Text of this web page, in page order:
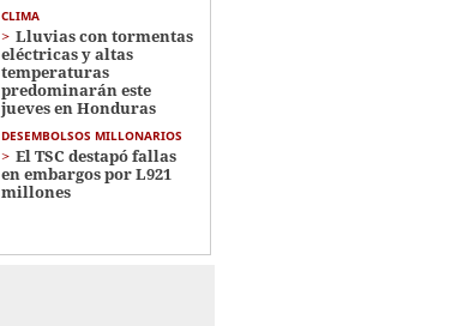
CLIMA
Lluvias con tormentas
eléctricas y altas
temperaturas
predominarán este
jueves en Honduras
DESEMBOLSOS MILLONARIOS
El TSC destapó fallas
en embargos por L921
millones